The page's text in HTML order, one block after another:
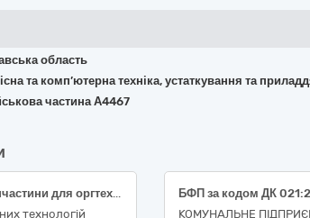
область
та комп’ютерна техніка, устаткування та
частина А4467
Витратні матеріали та запчастини для оргтехніки
технологій
КОМУНАЛЬНЕ